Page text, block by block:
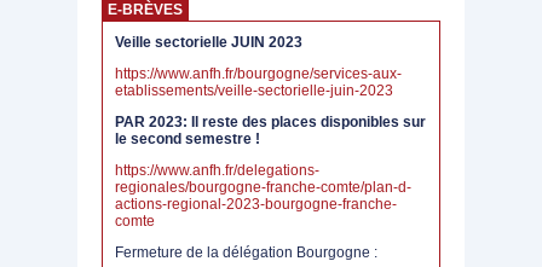
E-BRÈVES
Veille sectorielle JUIN 2023
https://www.anfh.fr/bourgogne/services-aux-
etablissements/veille-sectorielle-juin-2023
PAR 2023: Il reste des places disponibles sur
le second semestre !
https://www.anfh.fr/delegations-
regionales/bourgogne-franche-comte/plan-d-
actions-regional-2023-bourgogne-franche-
comte
Fermeture de la délégation Bourgogne :